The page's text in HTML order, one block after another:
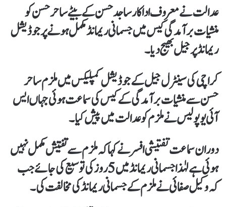
عدالت نے معروف اداکار ساجد حسن کے بیٹے ساحر حسن کو
منشیات برآمدگی کیس میں جسمانی ریمانڈ مکمل ہونے پر جوڈیشل
ریمانڈ پر جیل بھیج دیا۔
کراچی کی سینٹرل جیل کے جوڈیشل کمپلیکس میں ملزم ساحر
حسن سے منشیات برآمدگی کے کیس کی سماعت ہوئی جہاں ایس
آئی یو پولیس نے ملزم کو عدالت میں پیش کیا۔
دوران سماعت تفتیشی افسر نے کہاکہ ملزم سے تفتیش مکمل نہیں
ہوئی ہے لہٰذا جسمانی ریمانڈ میں 5 روز کی توسیع کی جائےجب
کہ وکیل صفائی نے ملزم کےجسمانی ریمانڈ کی مخالفت کی۔